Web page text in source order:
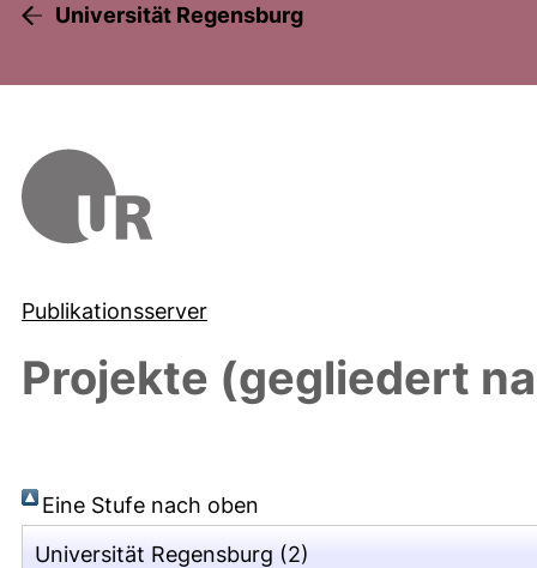
Universität Regensburg
Publikationsserver
Projekte (gegliedert
Eine Stufe nach oben
Universität Regensburg (2)